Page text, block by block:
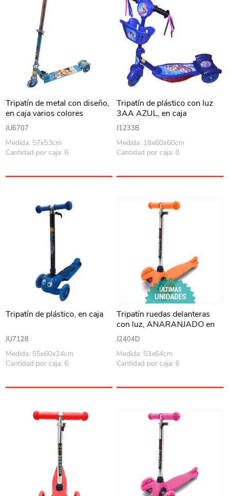
Tripatín de metal con diseño,
en caja varios colores
JU6707
Medida: 57x53cm
Cantidad por caja: 6
Tripatín de plástico con luz
3AA AZUL, en caja
J1233B
Medida: 18x60x60cm
Cantidad por caja: 8
Tripatín de plástico, en caja
JU7128
Medida: 55x60x24cm
Cantidad por caja: 6
Tripatín ruedas delanteras
con luz, ANARANJADO en
caja
J2404D
Medida: 53x64cm
Cantidad por caja: 6